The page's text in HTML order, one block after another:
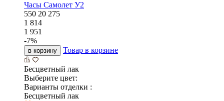
Часы Самолет У2
550 20 275
1 814
1 951
-7%
в корзину Товар в корзине
Бесцветный лак
Выберите цвет:
Варианты отделки :
Бесцветный лак